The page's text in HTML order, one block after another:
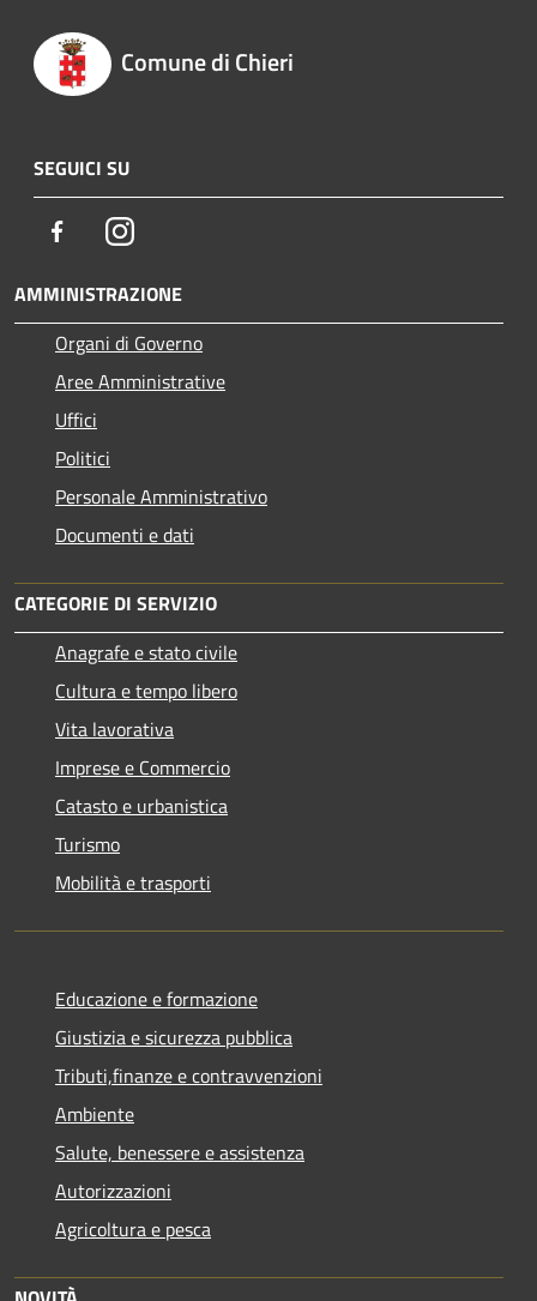
Comune di Chieri
SEGUICI SU
FacebookInstagram
AMMINISTRAZIONE
Organi di Governo
Aree Amministrative
Uffici
Politici
Personale Amministrativo
Documenti e dati
CATEGORIE DI SERVIZIO
Anagrafe e stato civile
Cultura e tempo libero
Vita lavorativa
Imprese e Commercio
Catasto e urbanistica
Turismo
Mobilità e trasporti
Educazione e formazione
Giustizia e sicurezza pubblica
Tributi,finanze e contravvenzioni
Ambiente
Salute, benessere e assistenza
Autorizzazioni
Agricoltura e pesca